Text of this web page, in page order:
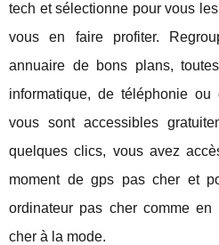
tech et sélectionne pour vous
vous en faire profiter.
annuaire de bons plans,
informatique, de téléphonie
vous sont accessibles
quelques clics, vous avez
moment de gps pas cher et
ordinateur pas cher comme en
cher à la mode.